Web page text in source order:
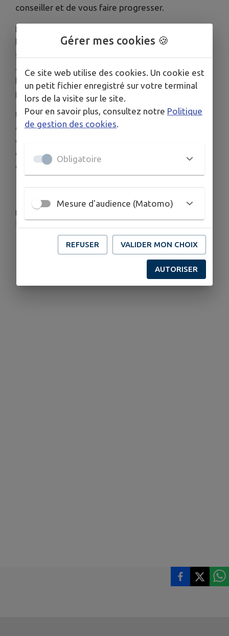
conseiller et de vous faire progresser.
Le Circuit International d'Aunay les bois (Orne ) est
le lieu idéal pour découvrir le karting en toute
sécurité, partager un moment ludique et
améliorer vos chronos (informatique).
L'encadrement est assuré par une équipe de
professionnels.
Un briefing de sécurité est donné avant chaque
départ. Equipement fourni : casque, gants et
combinaison (en fonction de la météo). Possibilité
de rouler avec son propre casque s'il s'agit d'un
casque intégral
PLUS D'INFORMATIONS
Gérer mes cookies 🍪
Ce site web utilise des cookies. Un cookie est
un petit fichier enregistré sur votre terminal
lors de la visite sur le site.
Pour en savoir plus, consultez notre Politique
de gestion des cookies
Obligatoire
Mesure d'audience (Matomo)
REFUSER VALIDER MON CHOIX
AUTORISER